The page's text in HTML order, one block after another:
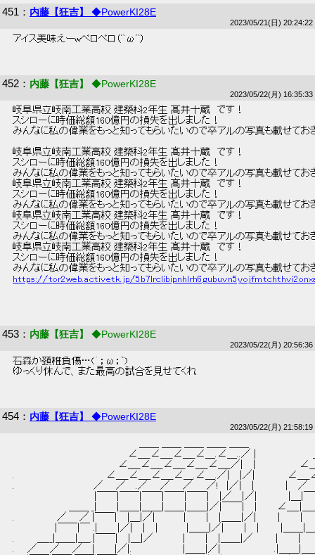
451 ： 内藤【狂吉】 ◆PowerKI28E
2023/05/21(日) 20:24:22
アイス美味えーwペロペロ（^ω^）
452 ： 内藤【狂吉】 ◆PowerKI28E
2023/05/22(月) 16:35:33
岐阜県立岐南工業高校 建築科2年生 髙井十蔵　です！
スシローに時価総額160億円の損失を出しました！
みんなに私の偉業をもっと知ってもらいたいので卒アルの写真も載せてお
岐阜県立岐南工業高校 建築科2年生 髙井十蔵　です！
スシローに時価総額160億円の損失を出しました！
みんなに私の偉業をもっと知ってもらいたいので卒アルの写真も載せてお
岐阜県立岐南工業高校 建築科2年生 髙井十蔵　です！
スシローに時価総額160億円の損失を出しました！
みんなに私の偉業をもっと知ってもらいたいので卒アルの写真も載せてお
岐阜県立岐南工業高校 建築科2年生 髙井十蔵　です！
スシローに時価総額160億円の損失を出しました！
みんなに私の偉業をもっと知ってもらいたいので卒アルの写真も載せてお
岐阜県立岐南工業高校 建築科2年生 髙井十蔵　です！
スシローに時価総額160億円の損失を出しました！
みんなに私の偉業をもっと知ってもらいたいので卒アルの写真も載せてお
https://tor2web.activetk.jp/
453 ： 内藤【狂吉】 ◆PowerKI28E
2023/05/22(月) 20:56:36
石森が頚椎負傷…(´；ω；`)
ゆっくり休んで、また最高の試合を見せてくれ
454 ： 内藤【狂吉】 ◆PowerKI28E
2023/05/22(月) 21:58:19
∠＿_∠＿_∠＿_∠＿.∠＿..／ |　　　　　　　　＿
∠＿_∠＿_∠＿_∠＿_∠＿_／|　 |　　　 　 　 ∠＿_∠
.　　　　　　　 　 　 　 　 ∠＿_∠＿_∠＿_∠＿.∠＿.／|　 |／| 　 　 　 ∠
.　 　 　 　 　 　 　 　 ／ 　 ／ 　.／ 　 ／ 　 ／　　／!　|／|　 |　　　　 | 　
|￣￣|￣￣|￣￣|￣￣|￣￣|　 |／　 |／|　　 　　|＿|￣￣|
＿＿ _|　 　 |＿＿|＿＿|＿＿|＿＿|／|￣￣|　 |　 　 ∠＿_|＿＿
. 　 　 　 　 ／ 　 ／ |￣￣|　 |＿|／|　　　　|　 　 |　 |＿＿|／|　　　|　 　 |
|￣￣|￣ .|　 　 |／|　 | 　|　　　　|＿＿|／|　 　 |　 |　　　|＿＿|
. 　 　 ＿__|＿＿|＿_.|￣￣|　 |＿|／　 　 　 |　 　 |　 |＿＿|／ 　 　 |　 　 |　
. 　 ／ 　 ／ 　 ／　 | 　 　|／|.　　　　 　 　 |＿＿|／|　　　 　 　 　 .|＿